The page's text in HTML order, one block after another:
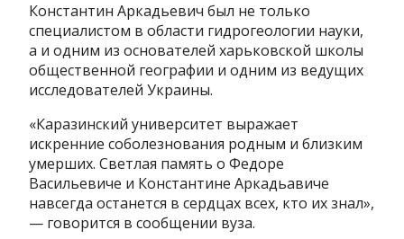
Константин Аркадьевич был не только
специалистом в области гидрогеологии науки,
а и одним из основателей харьковской школы
общественной географии и одним из ведущих
исследователей Украины.
«Каразинский университет выражает
искренние соболезнования родным и близким
умерших. Светлая память о Федоре
Васильевиче и Константине Аркадьавиче
навсегда останется в сердцах всех, кто их знал»,
— говорится в сообщении вуза.